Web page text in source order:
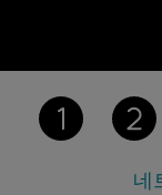
내비
네